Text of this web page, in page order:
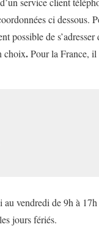
ci dessous.
possible de s’adresser
choix.Pour la France, il
vendredi de 9h à
jours fériés.